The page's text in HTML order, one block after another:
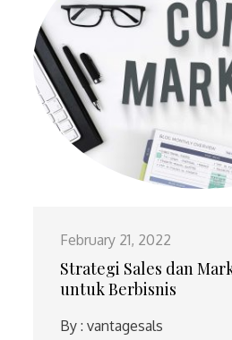
February 21, 2022
Strategi Sales dan
untuk Berbisnis
By :vantagesals